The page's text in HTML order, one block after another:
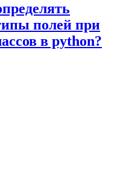
полей при
в python?